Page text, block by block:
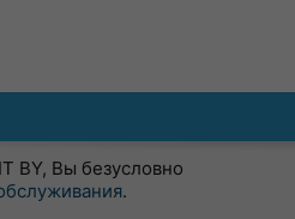
BY, Вы безусловно
.